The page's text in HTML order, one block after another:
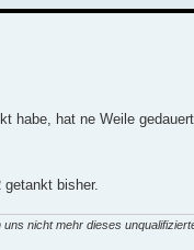
habe, hat ne Weile
getankt bisher.
nicht mehr dieses